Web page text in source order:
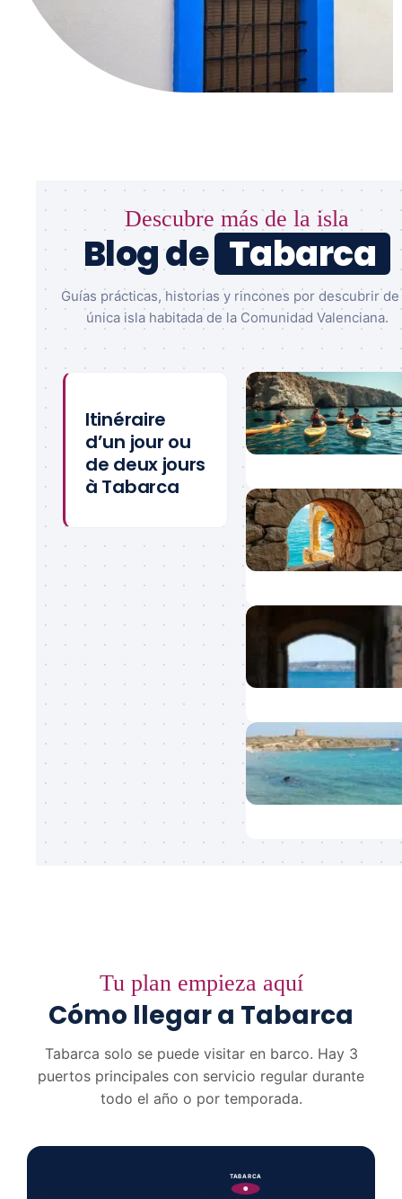
Descubre más de la isla
Blog de Tabarca
Guías prácticas, historias y rincones por descubrir de
única isla habitada de la Comunidad Valenciana.
Itinéraire
d’un jour ou
de deux jours
à Tabarca
Tu plan empieza aquí
Cómo llegar a Tabarca
Tabarca solo se puede visitar en barco. Hay 3
puertos principales con servicio regular durante
todo el año o por temporada.
TABARCA